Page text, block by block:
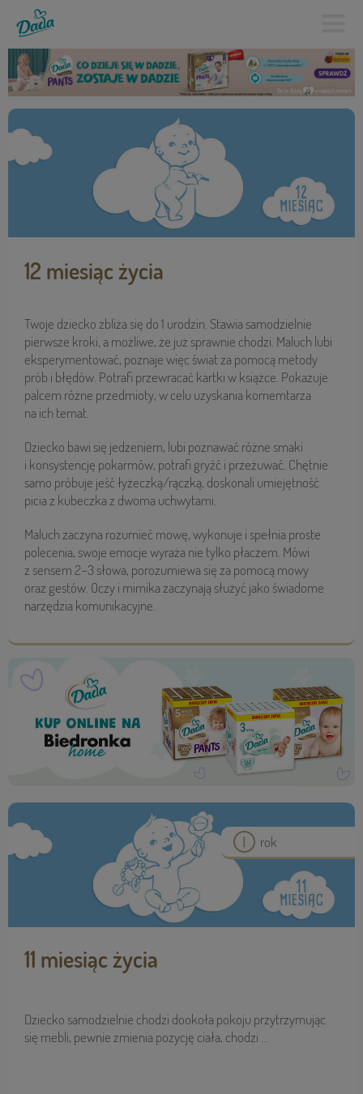
12 miesiąc życia
Twoje dziecko zbliża się do 1 urodzin. Stawia samodzielnie
pierwsze kroki, a możliwe, że już sprawnie chodzi. Maluch lubi
eksperymentować, poznaje więc świat za pomocą metody
prób i błędów. Potrafi przewracać kartki w książce. Pokazuje
palcem różne przedmioty, w celu uzyskania komemtarza
na ich temat.
Dziecko bawi się jedzeniem, lubi poznawać różne smaki
i konsystencję pokarmów, potrafi gryźć i przeżuwać. Chętnie
samo próbuje jeść łyżeczką/rączką, doskonali umiejętność
picia z kubeczka z dwoma uchwytami.
Maluch zaczyna rozumieć mowę, wykonuje i spełnia proste
polecenia, swoje emocje wyraża nie tylko płaczem. Mówi
z sensem 2–3 słowa, porozumiewa się za pomocą mowy
oraz gestów. Oczy i mimika zaczynają służyć jako świadome
narzędzia komunikacyjne.
rok
11 miesiąc życia
Dziecko samodzielnie chodzi dookoła pokoju przytrzymując
się mebli, pewnie zmienia pozycję ciała, chodzi ...